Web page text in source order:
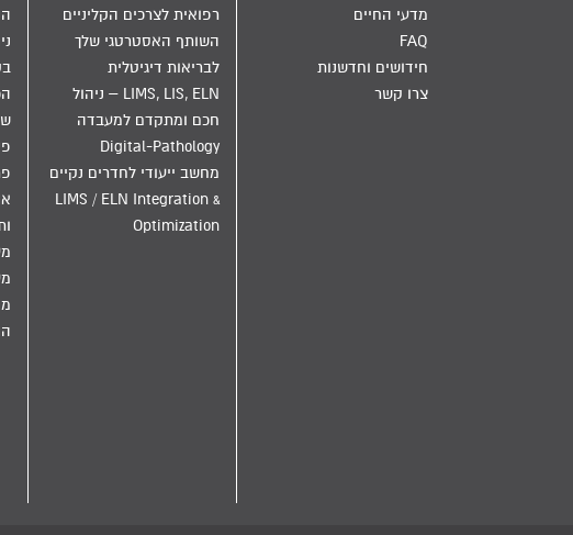
מדעי החיים
FAQ
חידושים וחדשנות
צרו קשר
רפואית לצרכים הקליניים
השותף האסטרטגי שלך
לבריאות דיגיטלית
LIMS, LIS, ELN – ניהול
חכם ומתקדם למעבדה
Digital-Pathology
מחשב ייעודי לחדרים נקיים
LIMS / ELN Integration &
Optimization